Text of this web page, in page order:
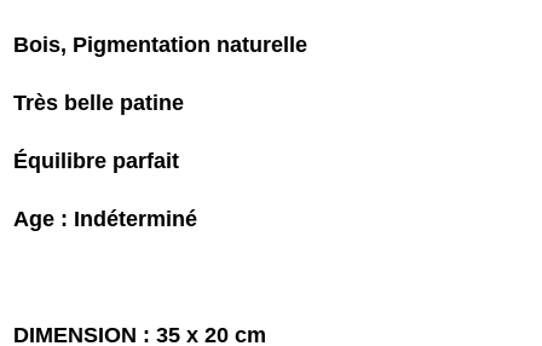
Bois, Pigmentation naturelle
Très belle patine
Équilibre parfait
Age : Indéterminé
DIMENSION : 35 x 20 cm